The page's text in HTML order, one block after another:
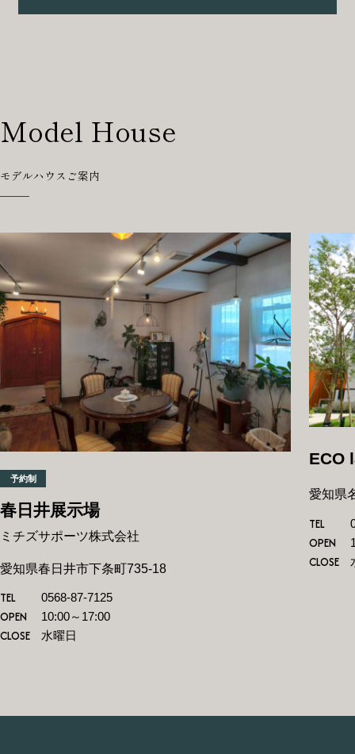
Model House
モデルハウスご案内
予約制
春日井展示場
ミチズサポーツ株式会社
愛知県春日井市下条町735-18
TEL 0568-87-7125
OPEN 10:00～17:00
CLOSE 水曜日
ECO
愛知県
TEL
OPEN
CLOSE